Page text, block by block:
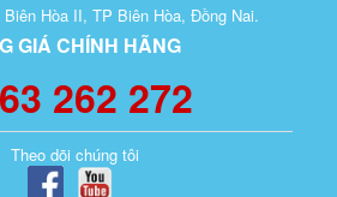
Hòa II, TP Biên Hòa, Đồng Nai.
GIÁ CHÍNH HÃNG
262 272
Theo dõi chúng tôi